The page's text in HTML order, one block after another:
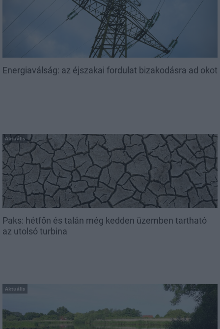
Energiaválság: az éjszakai fordulat bizakodásra ad okot
Aktuális
Paks: hétfőn és talán még kedden üzemben tartható
az utolsó turbina
Aktuális